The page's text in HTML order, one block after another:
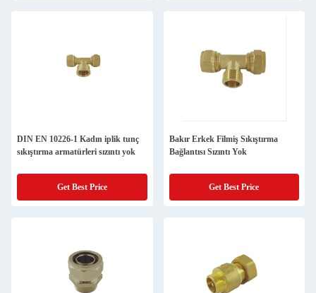
DIN EN 10226-1 Kadın iplik tunç
sıkıştırma armatürleri sızıntı yok
Get Best Price
Bakır Erkek Filmiş Sıkıştırma
Bağlantısı Sızıntı Yok
Get Best Price